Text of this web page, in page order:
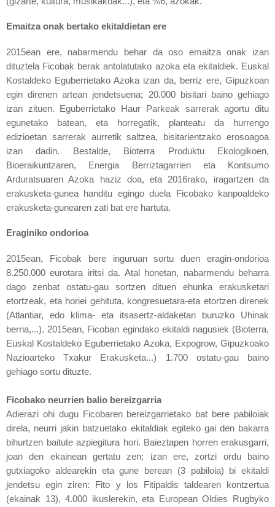
Emaitza onak bertako ekitaldietan ere
2015ean ere, nabarmendu behar da oso emaitza onak izan
dituztela Ficobak berak antolatutako azoka eta ekitaldiek. Euskal
Kostaldeko Eguberrietako Azoka izan da, berriz ere, Gipuzkoan
egin direnen artean jendetsuena; 20.000 bisitari baino gehiago
izan zituen.
Eguberrietako Haur Parkeak sarrerak agortu ditu
egunetako batean, eta horregatik, planteatu da hurrengo
edizioetan sarrerak aurretik saltzea, bisitarientzako erosoagoa
izan dadin.
Bestalde, Bioterra Produktu Ekologikoen,
Bioeraikuntzaren, Energia Berriztagarrien eta Kontsumo
Arduratsuaren Azoka haziz doa, eta 2016rako, iragartzen da
erakusketa-gunea handitu egingo duela Ficobako kanpoaldeko
erakusketa-gunearen zati bat ere hartuta.
Eraginiko ondorioa
2015ean, Ficobak bere inguruan sortu duen eragin-ondorioa
8.250.000 eurotara iritsi da. Atal honetan, nabarmendu beharra
dago zenbat ostatu-gau sortzen dituen ehunka erakusketari
etortzeak, eta horiei gehituta, kongresuetara-eta etortzen direnek
(Atlantiar, edo klima- eta itsasertz-aldaketari buruzko Uhinak
berria,...). 2015ean, Ficoban egindako ekitaldi nagusiek (Bioterra,
Euskal Kostaldeko Eguberrietako Azoka, Expogrow, Gipuzkoako
Nazioarteko Txakur Erakusketa...) 1.700 ostatu-gau baino
gehiago sortu dituzte.
Ficobako neurrien balio bereizgarria
Adierazi ohi dugu Ficobaren bereizgarrietako bat bere pabiloiak
direla, neurri jakin batzuetako ekitaldiak egiteko gai den bakarra
bihurtzen baitute azpiegitura hori. Baieztapen horren erakusgarri,
joan den ekainean gertatu zen; izan ere, zortzi ordu baino
gutxiagoko aldearekin eta gune berean (3 pabiloia) bi ekitaldi
jendetsu egin ziren: Fito y los Fitipaldis taldearen kontzertua
(ekainak 13), 4.000 ikuslerekin, eta European Oldies Rugbyko